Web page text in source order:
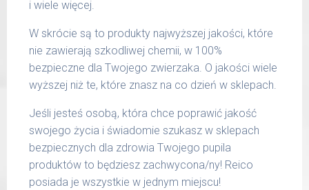
i wiele więcej.
W skrócie są to produkty najwyższej jakości, które
nie zawierają szkodliwej chemii, w 100%
bezpieczne dla Twojego zwierzaka. O jakości wiele
wyższej niż te, które znasz na co dzień w sklepach.
Jeśli jesteś osobą, która chce poprawić jakość
swojego życia i świadomie szukasz w sklepach
bezpiecznych dla zdrowia Twojego pupila
produktów to będziesz zachwycona/ny! Reico
posiada je wszystkie w jednym miejscu!